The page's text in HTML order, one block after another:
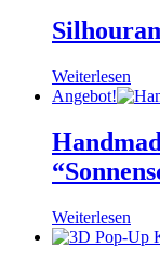
Weiterlesen
Angebot!
Weiterlesen